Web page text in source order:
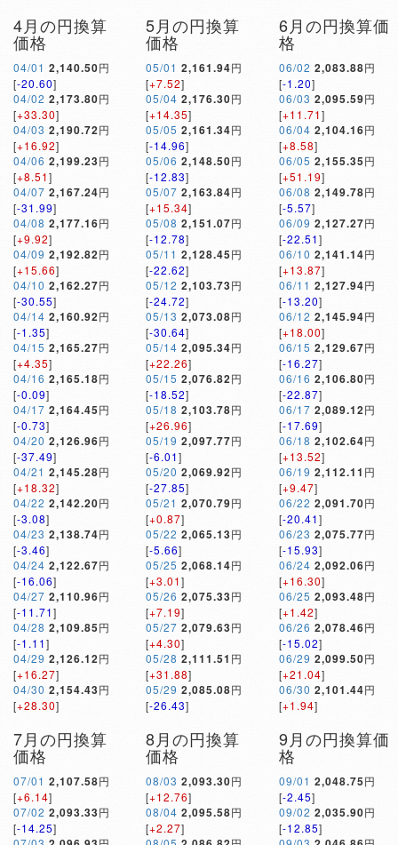
4月の円換算
価格
04/01 2,140.50円
[-20.60]
04/02 2,173.80円
[+33.30]
04/03 2,190.72円
[+16.92]
04/06 2,199.23円
[+8.51]
04/07 2,167.24円
[-31.99]
04/08 2,177.16円
[+9.92]
04/09 2,192.82円
[+15.66]
04/10 2,162.27円
[-30.55]
04/14 2,160.92円
[-1.35]
04/15 2,165.27円
[+4.35]
04/16 2,165.18円
[-0.09]
04/17 2,164.45円
[-0.73]
04/20 2,126.96円
[-37.49]
04/21 2,145.28円
[+18.32]
04/22 2,142.20円
[-3.08]
04/23 2,138.74円
[-3.46]
04/24 2,122.67円
[-16.06]
04/27 2,110.96円
[-11.71]
04/28 2,109.85円
[-1.11]
04/29 2,126.12円
[+16.27]
04/30 2,154.43円
[+28.30]
5月の円換算
価格
05/01 2,161.94円
[+7.52]
05/04 2,176.30円
[+14.35]
05/05 2,161.34円
[-14.96]
05/06 2,148.50円
[-12.83]
05/07 2,163.84円
[+15.34]
05/08 2,151.07円
[-12.78]
05/11 2,128.45円
[-22.62]
05/12 2,103.73円
[-24.72]
05/13 2,073.08円
[-30.64]
05/14 2,095.34円
[+22.26]
05/15 2,076.82円
[-18.52]
05/18 2,103.78円
[+26.96]
05/19 2,097.77円
[-6.01]
05/20 2,069.92円
[-27.85]
05/21 2,070.79円
[+0.87]
05/22 2,065.13円
[-5.66]
05/25 2,068.14円
[+3.01]
05/26 2,075.33円
[+7.19]
05/27 2,079.63円
[+4.30]
05/28 2,111.51 円
[+31.88]
05/29 2,085.08円
[-26.43]
6月の円換算価
格
06/02 2,083.88円
[-1.20]
06/03 2,095.59円
[+11.71]
06/04 2,104.16円
[+8.58]
06/05 2,155.35円
[+51.19]
06/08 2,149.78円
[-5.57]
06/09 2,127.27円
[-22.51]
06/10 2,141.14円
[+13.87]
06/11 2,127.94円
[-13.20]
06/12 2,145.94円
[+18.00]
06/15 2,129.67円
[-16.27]
06/16 2,106.80円
[-22.87]
06/17 2,089.12円
[-17.69]
06/18 2,102.64円
[+13.52]
06/19 2,112.11 円
[+9.47]
06/22 2,091.70円
[-20.41]
06/23 2,075.77円
[-15.93]
06/24 2,092.06円
[+16.30]
06/25 2,093.48円
[+1.42]
06/26 2,078.46円
[-15.02]
06/29 2,099.50円
[+21.04]
06/30 2,101.44円
[+1.94]
7月の円換算
価格
07/01 2,107.58円
[+6.14]
07/02 2,093.33円
[-14.25]
8月の円換算
価格
08/03 2,093.30円
[+12.76]
08/04 2,095.58円
[+2.27]
9月の円換算価
格
09/01 2,048.75円
[-2.45]
09/02 2,035.90円
[-12.85]